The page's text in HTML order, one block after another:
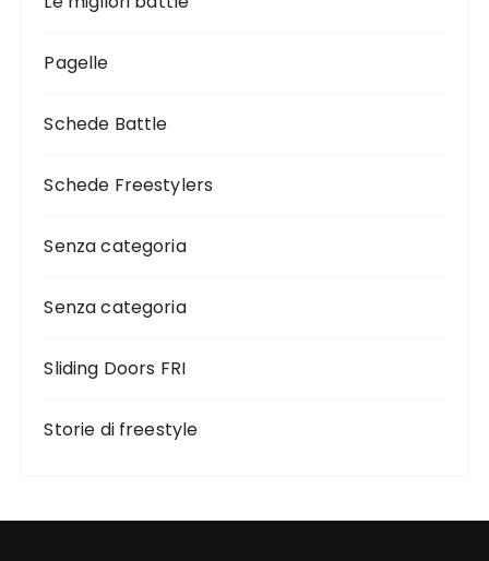
Pagelle
Schede Battle
Schede Freestylers
Senza categoria
Senza categoria
Sliding Doors FRI
Storie di freestyle